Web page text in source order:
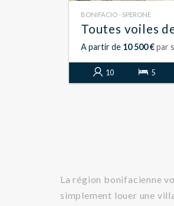
BONIFACIO - SPERONE
Toutes voiles
A partir de 10 500 €par
10 5
La région bonifacienne
simplement louer une